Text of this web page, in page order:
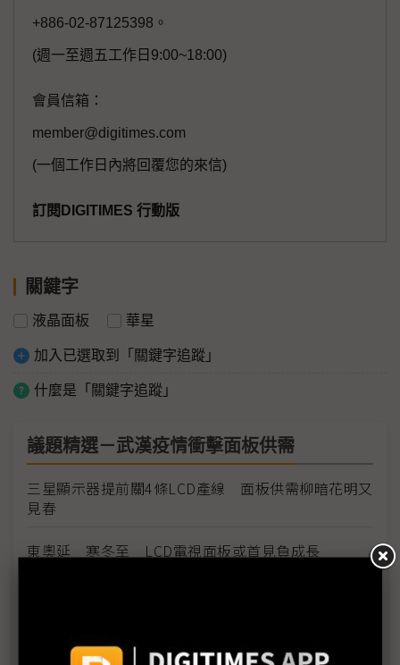
+886-02-87125398。
(週一至週五工作日9:00~18:00)
會員信箱：
member@digitimes.com
(一個工作日內將回覆您的來信)
訂閱DIGITIMES 行動版
關鍵字
液晶面板 華星
加入已選取到「關鍵字追蹤」
什麼是「關鍵字追蹤」
議題精選－武漢疫情衝擊面板供需
三星顯示器提前關4條LCD產線 面板供需柳暗花明又
見春
東奧延 寒冬至 LCD電視面板或首見負成長